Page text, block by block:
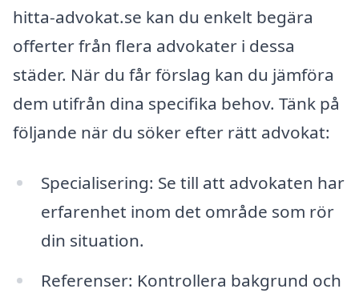
hitta-advokat.se kan du enkelt begära
offerter från flera advokater i dessa
städer. När du får förslag kan du jämföra
dem utifrån dina specifika behov. Tänk på
följande när du söker efter rätt advokat:
Specialisering: Se till att advokaten har
erfarenhet inom det område som rör
din situation.
Referenser: Kontrollera bakgrund och